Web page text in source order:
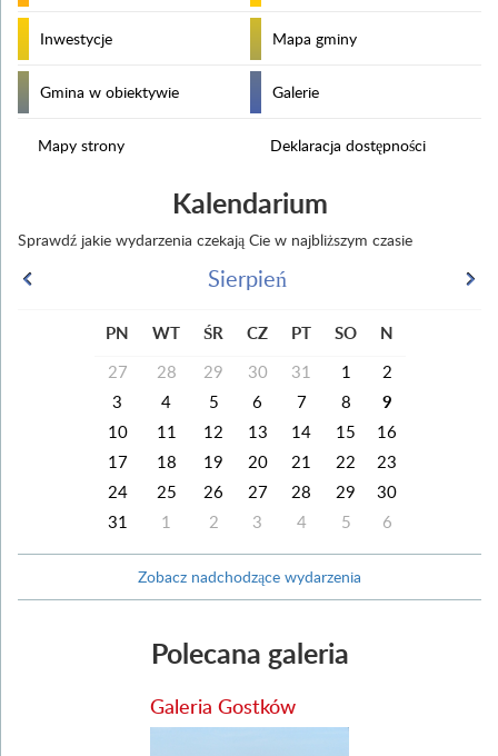
Inwestycje Mapa gminy
Gmina w obiektywie Galerie
Mapy strony Deklaracja dostępności
Kalendarium
Sprawdź jakie wydarzenia czekają Cie w najbliższym czasie
Sierpień
PN WT ŚR CZ PT SO N
27 28 29 30 31 1
2
3
4 5 6 7 8 9
10 11 12 13 14 15
16
17
18 19 20 21 22
23
24
25 26 27 28 29
30
31
1 2 3 4 5 6
Zobacz nadchodzące wydarzenia
Polecana galeria
Galeria Gostków